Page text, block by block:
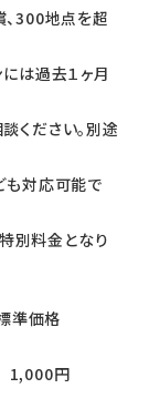
300地点を超
は過去１ヶ月
ください。別途
も対応可能で
別料金となり
準価格
1,000円